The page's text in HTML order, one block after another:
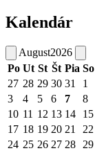
Kalendár
August2026
Po Ut St Št Pia So
27 28 29 30 31 1
3
4 5 6 7 8
10 11 12 13 14 15
17 18 19 20 21 22
24 25 26 27 28 29